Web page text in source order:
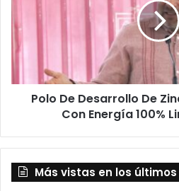
Zinapécuaro
Con
Energía
100%
Limpia:Polo De Desarrollo De
Con Energía 100%
Más vistas en los